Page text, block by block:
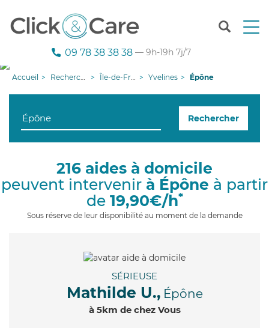
T
n
g
i
09 78 38 38 38 — 9h-19h 7j/7
Accueil Recherche aide à domicile Île-de-France Yvelines Épône
Rechercher
216 aides à domicile
peuvent intervenir à Épône à partir
de 19,90€/h*
Sous réserve de leur disponibilité au moment de la demande
SÉRIEUSE
Mathilde U., Épône
à 5km de chez Vous